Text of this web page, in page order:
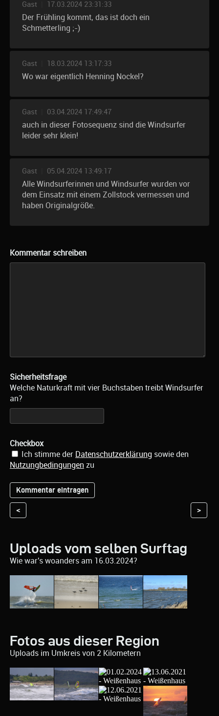
Gast 17.03.2024 23:31:33
Der Frühling kommt, das ist doch ein
Schmetterling ;-)
Gast 18.03.2024 13:17:33
Wo war eigentlich Henning Nockel?
Gast 03.04.2024 17:49:47
auch in dieser Fotosequenz sind die Windsurfer
leider sehr klein!
Gast 05.04.2024 13:49:17
Alle Windsurferinnen und Windsurfer wurden vor
dem Einsatz mit einem Zollstock vermessen und
haben Originalgröße.
Kommentar schreiben
Sicherheitsfrage
Welche Naturkraft mit vier Buchstaben treibt Windsurfer
an?
Checkbox
Ich stimme der Datenschutzerklärung sowie den
Nutzungbedingungen zu
< >
Uploads vom selben Surftag
Wie war's woanders am 16.03.2024?
Fotos aus dieser Region
Uploads im Umkreis von 2 Kilometern